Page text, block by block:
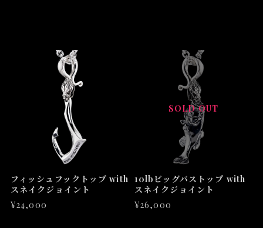
フィッシュフックトップ with
スネイクジョイント
¥24,000
SOLD OUT
10lbビッグバストップ with
スネイクジョイント
¥26,000